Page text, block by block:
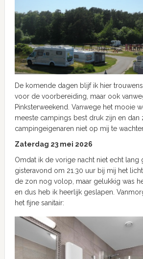
De komende dagen blijf ik hier
voor de voorbereiding, maar ook
Pinksterweekend. Vanwege het mooie
meeste campings best druk zijn en dan
campingeigenaren niet op mij te
Zaterdag 23 mei 2026
Omdat ik de vorige nacht niet echt lang
gisteravond om 21.30 uur bij mij het
de zon nog volop, maar gelukkig was
en dus heb ik heerlijk geslapen.
het fijne sanitair: